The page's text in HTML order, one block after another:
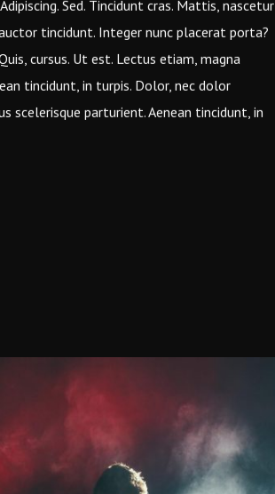
tincidunt. Integer nunc placerat porta?
cursus. Ut est. Lectus etiam, magna
tincidunt, in turpis. Dolor, nec dolor
scelerisque parturient. Aenean tincidunt, in